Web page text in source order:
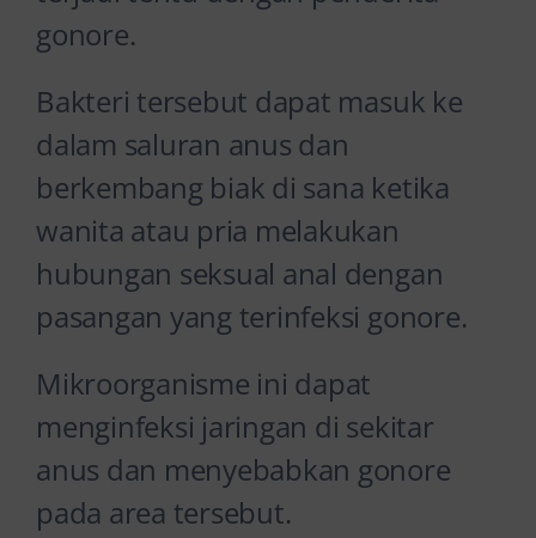
gonore.
Bakteri tersebut dapat masuk ke
dalam saluran anus dan
berkembang biak di sana ketika
wanita atau pria melakukan
hubungan seksual anal dengan
pasangan yang terinfeksi gonore.
Mikroorganisme ini dapat
menginfeksi jaringan di sekitar
anus dan menyebabkan gonore
pada area tersebut.